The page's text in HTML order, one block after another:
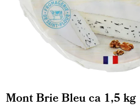
Mont Brie Bleu ca 1,5 kg